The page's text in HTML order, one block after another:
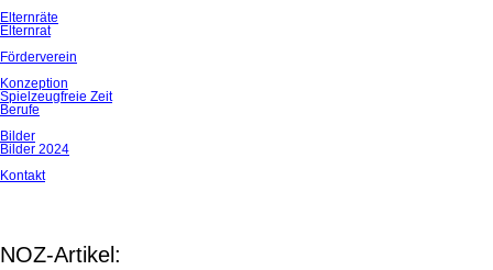
Elternräte
Elternrat
Förderverein
Konzeption
Spielzeugfreie Zeit
Berufe
Bilder
Bilder 2024
Kontakt
NOZ-Artikel: